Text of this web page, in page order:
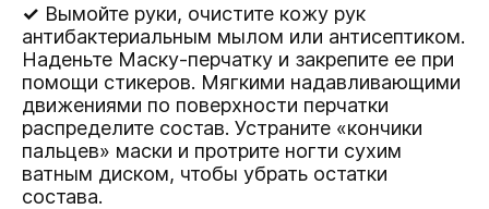
✓ Вымойте руки, очистите кожу рук
антибактериальным мылом или антисептиком.
Наденьте Маску-перчатку и закрепите ее при
помощи стикеров. Мягкими надавливающими
движениями по поверхности перчатки
распределите состав. Устраните «кончики
пальцев» маски и протрите ногти сухим
ватным диском, чтобы убрать остатки
состава.